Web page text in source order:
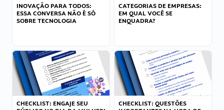
INOVAÇÃO PARA TODOS:
ESSA CONVERSA NÃO É SÓ
SOBRE TECNOLOGIA
CATEGORIAS DE EMPRESAS:
EM QUAL VOCÊ SE
ENQUADRA?
CHECKLIST: ENGAJE SEU
CHECKLIST: QUESTÕES